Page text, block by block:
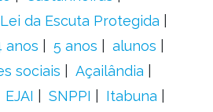
Lei da Escuta Protegida
anos 5 anos
alunos
sociais
Açailândia
EJAI SNPPI
Itabuna